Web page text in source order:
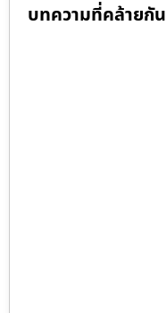
บทความที่คล้ายกัน